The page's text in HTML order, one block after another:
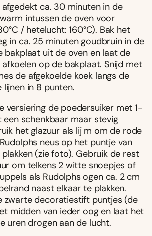
ca. 30 minuten in de
intussen de oven voor
/ hetelucht: 160°C). Bak het
in ca. 25 minuten goudbruin in de
bakplaat uit de oven en laat de
afkoelen op de bakplaat. Snijd met
de afgekoelde koek langs de
lijnen in 8 punten.
versiering de poedersuiker met 1-
schenkbaar maar stevig
het glazuur als lij m om de rode
neus op het puntje van
plakken (zie foto). Gebruik de rest
om telkens 2 witte snoepjes of
als Rudolphs ogen ca. 2 cm
naast elkaar te plakken.
zwarte decoratiestift puntjes (de
midden van ieder oog en laat het
uren drogen aan de lucht.